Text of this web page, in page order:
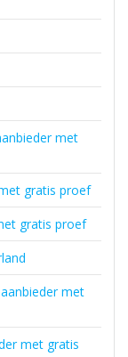
met
gratis proef
gratis proef
met
met gratis